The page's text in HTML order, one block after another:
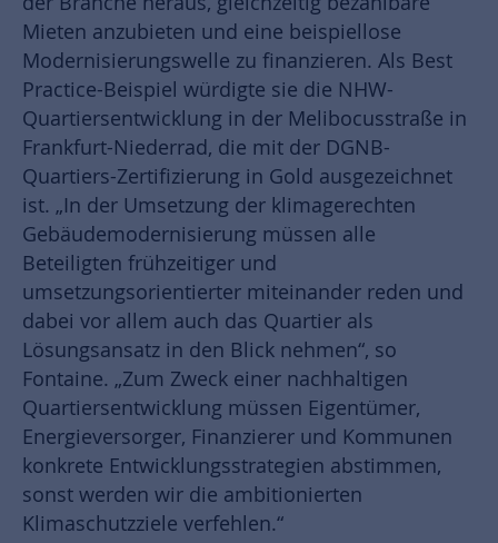
Mieten anzubieten und eine beispiellose
Modernisierungswelle zu finanzieren. Als Best
Practice-Beispiel würdigte sie die NHW-
Quartiersentwicklung in der Melibocusstraße in
Frankfurt-Niederrad, die mit der DGNB-
Quartiers-Zertifizierung in Gold ausgezeichnet
ist. „In der Umsetzung der klimagerechten
Gebäudemodernisierung müssen alle
Beteiligten frühzeitiger und
umsetzungsorientierter miteinander reden und
dabei vor allem auch das Quartier als
Lösungsansatz in den Blick nehmen“, so
Fontaine. „Zum Zweck einer nachhaltigen
Quartiersentwicklung müssen Eigentümer,
Energieversorger, Finanzierer und Kommunen
konkrete Entwicklungsstrategien abstimmen,
sonst werden wir die ambitionierten
Klimaschutzziele verfehlen.“